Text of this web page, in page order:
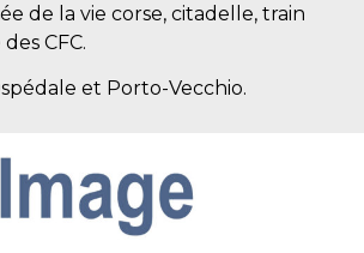
de la vie corse, citadelle, train
CFC.
et Porto-Vecchio.